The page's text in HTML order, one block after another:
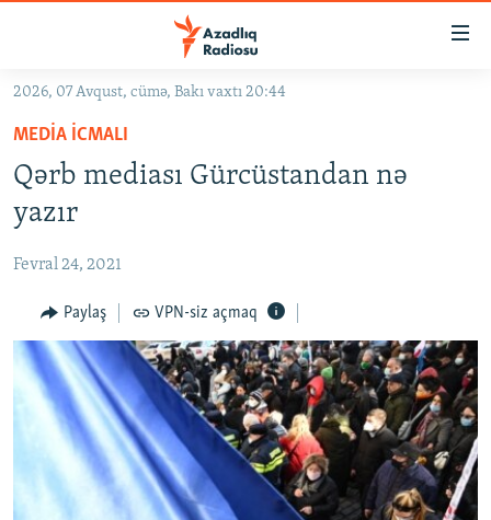
Əsas
qayıt
Əsas
naviqasiyaya
qayıt
Axtarışa
GÜNDƏM
#İZAHLA
KORRUPSIOMETR
FƏRQƏ BAX
QANUNI DOĞRU
ARAŞDIRMA
MULTIMEDIA
VIDEO
FOTOQALEREYA
İNFOQRAFIKA
RADIO ARXIV
OXU ZALI
AZƏRBAYCAN ƏDƏBIYYATI KITABXANASI
HAQQIMIZDA
MISSIYAMIZ
2026, 07 Avqust, cümə, Bakı vaxtı 20:44
MEDIA ICMALI
Qərb mediası Gürcüstandan nə
yazır
Fevral 24, 2021
Paylaş VPN-siz açmaq